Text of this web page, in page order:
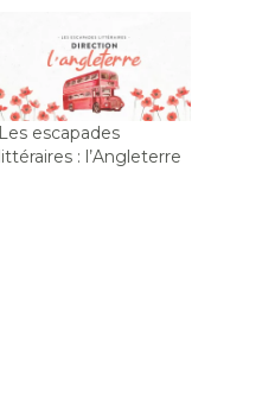
Les escapades
littéraires : l’Angleterre